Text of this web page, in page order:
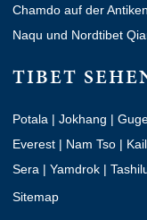
Chamdo auf der
Naqu und Nordtibet
TIBET
Potala | Jokhang |
Everest | Nam Tso |
Sera | Yamdrok |
Sitemap